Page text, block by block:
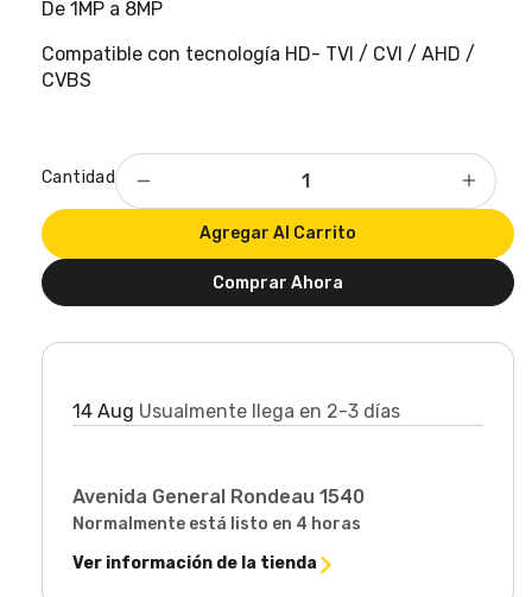
De 1MP a 8MP
Compatible con tecnología HD- TVI / CVI / AHD /
CVBS
Cantidad
cantidad
Balunes
Pasivos
para
Agregar Al Carrito
Comprar Ahora
14 Aug Usualmente llega en 2-3 días
Avenida General Rondeau 1540
Normalmente está listo en 4 horas
Ver información de la tienda